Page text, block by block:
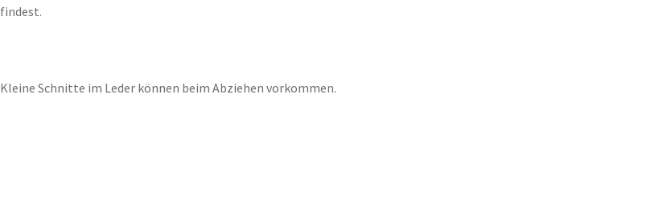
findest.
Kleine Schnitte im Leder können beim Abziehen vorkommen.